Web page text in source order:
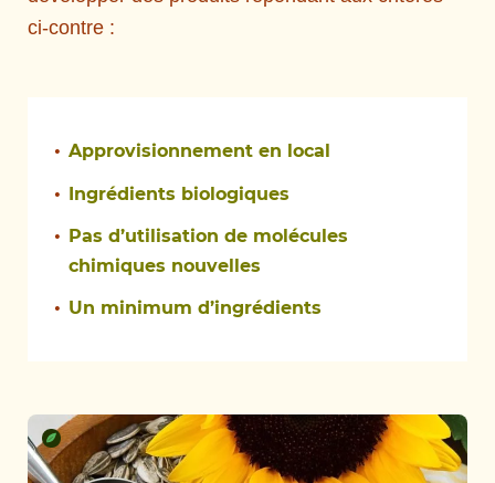
ci-contre :
Approvisionnement en local
Ingrédients biologiques
Pas d’utilisation de molécules
chimiques nouvelles
Un minimum d’ingrédients